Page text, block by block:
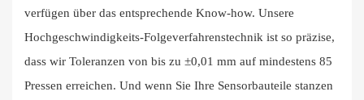
verfügen über das entsprechende Know-how. Unsere
Hochgeschwindigkeits-Folgeverfahrenstechnik ist so präzise, ​​
dass wir Toleranzen von bis zu ±0,01 mm auf mindestens 85
Pressen erreichen. Und wenn Sie Ihre Sensorbauteile stanzen